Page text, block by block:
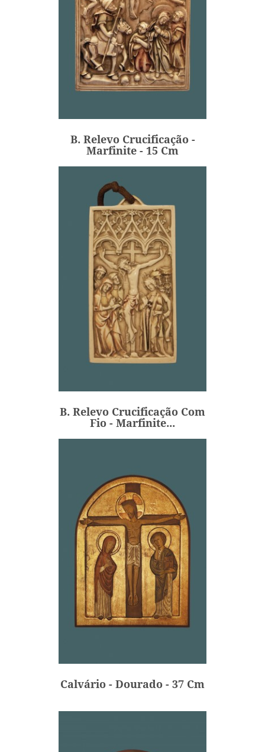
B. Relevo Crucificação -
Marfinite - 15 Cm
B. Relevo Crucificação -
Preço
73,00 €
ADICIONAR
B. Relevo Crucificação Com
Fio - Marfinite...
B. Relevo Crucificação Com
Preço
54,00 €
ADICIONAR
Calvário - Dourado - 37 Cm
Preço
420,00 €